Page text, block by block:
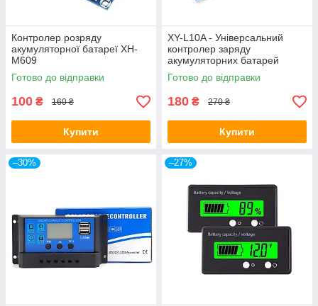
Контролер розряду
акумуляторної батареї XH-
M609
Готово до відправки
100 ₴ 160 ₴
Купити
XY-L10A - Універсальний
контролер заряду
акумуляторних батарей
6...60В, 10А
Готово до відправки
180 ₴ 270 ₴
Купити
–30% –27%